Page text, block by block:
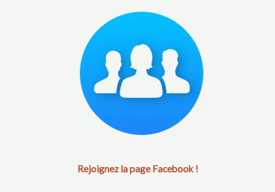
Rejoignez la page Facebook !